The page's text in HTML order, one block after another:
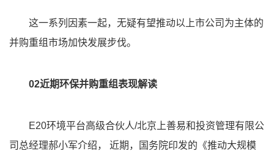
这一系列因素一起，无疑有望推动以上市公司为主体的
并购重组市场加快发展步伐。
02近期环保并购重组表现解读
E20环境平台高级合伙人/北京上善易和投资管理有限公
司总经理郝小军介绍， 近期，国务院印发的《推动大规模